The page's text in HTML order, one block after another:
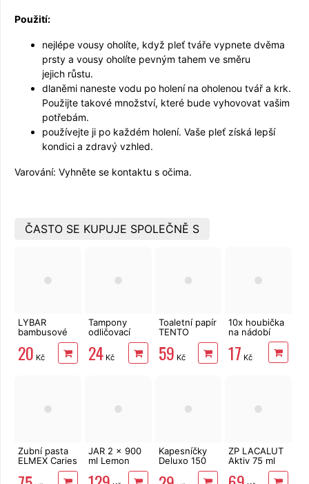
Použití:
nejlépe vousy oholíte, když pleť tváře vypnete dvěma
prsty a vousy oholíte pevným tahem ve směru
jejich růstu.
dlaněmi naneste vodu po holení na oholenou tvář a krk.
Použijte takové množství, které bude vyhovovat vašim
potřebám.
používejte ji po každém holení. Vaše pleť získá lepší
kondici a zdravý vzhled.
Varování: Vyhněte se kontaktu s očima.
ČASTO SE KUPUJE SPOLEČNĚ S
LYBAR
bambusové
tyčinky 200
ks
20 Kč
Tampony
odličovací
LINTEO 120
ks
24Kč
Toaletní papír
TENTO
3vrstvý 8 rolí,
144 m
59 Kč
10x houbička
na nádobí
17 Kč
Zubní pasta
ELMEX Caries
Protection 75
ml
JAR 2 x 900
ml Lemon
Kapesníčky
Deluxo 150
ks 3vrstvé v
krabičce,
ZP LACALUT
Aktiv 75 ml